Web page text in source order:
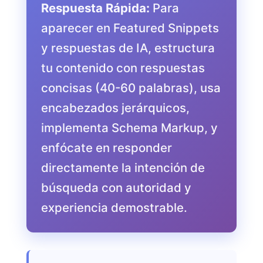
Respuesta Rápida: Para
aparecer en Featured Snippets
y respuestas de IA, estructura
tu contenido con respuestas
concisas (40-60 palabras), usa
encabezados jerárquicos,
implementa Schema Markup, y
enfócate en responder
directamente la intención de
búsqueda con autoridad y
experiencia demostrable.